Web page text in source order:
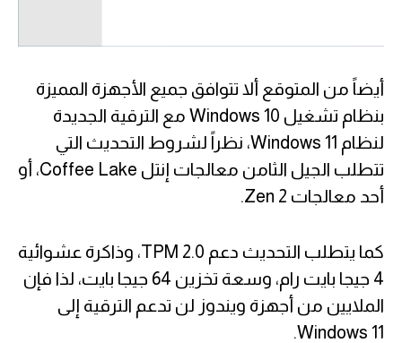
أيضاً من المتوقع ألا تتوافق جميع الأجهزة المميزة
بنظام تشغيل Windows 10 مع الترقية الجديدة
لنظام Windows 11، نظراً لشروط التحديث التي
تتطلب الجيل الثامن معالجات إنتل Coffee Lake، أو
أحد معالجات Zen 2.
كما يتطلب التحديث دعم TPM 2.0، وذاكرة عشوائية
4 جيجا بايت رام، وسعة تخزين 64 جيجا بايت، لذا فإن
الملايين من أجهزة ويندوز لن تدعم الترقية إلى
Windows 11.